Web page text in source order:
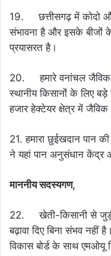
19. छत्तीसगढ़ में कोदो
संभावना है और इसके बीजों के
प्रयासरत है।
20. हमारे वनांचल
स्थानीय किसानों के लिए
हजार हेक्टेयर क्षेत्र में जैविक
21. हमारा छुईखदान पान
ने यहां पान अनुसंधान केंद्र
माननीय सदस्यगण,
22. खेती-किसानी से जुड़ी
बढ़ावा दिए बिना संभव नहीं
विकास बोर्ड के साथ एमओयू